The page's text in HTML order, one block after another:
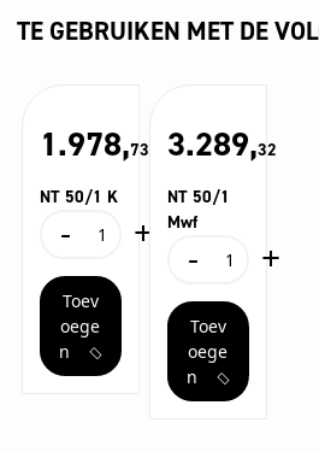
TE GEBRUIKEN MET DE
1.978,73
NT 50/1 K
-
NT
K
aantal
+
Toev
oege
n
3.289,32
NT 50/1
Mwf
-
NT
Mwf
aantal
+
Toev
oege
n